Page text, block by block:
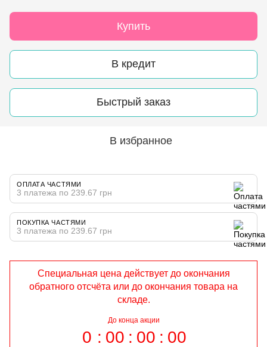
Купить
В кредит
Быстрый заказ
В избранное
ОПЛАТА ЧАСТЯМИ
3 платежа по 239.67 грн
ПОКУПКА ЧАСТЯМИ
3 платежа по 239.67 грн
Специальная цена действует до окончания
обратного отсчёта или до окончания товара на
складе.
До конца акции
0 00 00 00